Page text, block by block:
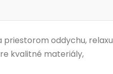
priestorom oddychu, relaxu
kvalitné materiály,